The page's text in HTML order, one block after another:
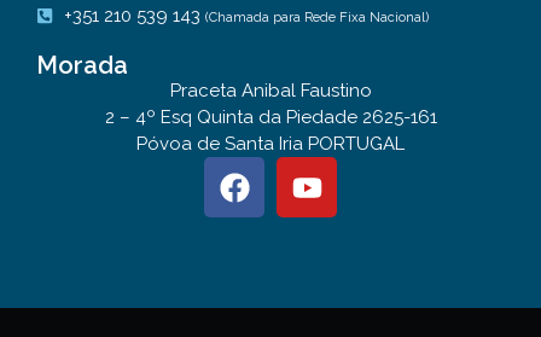
+351 210 539 143 (Chamada para Rede Fixa Nacional)
Morada
Praceta Anibal Faustino
2 – 4º Esq Quinta da Piedade 2625-161
Póvoa de Santa Iria PORTUGAL